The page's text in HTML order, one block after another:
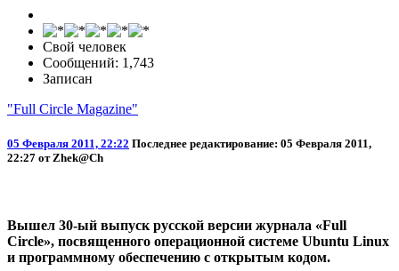
Свой человек
Сообщений: 1,743
Записан
"Full Circle Magazine"
05 Февраля 2011, 22:22 Последнее редактирование: 05 Февраля 2011,
22:27 от Zhek@Ch
Вышел 30-ый выпуск русской версии журнала «Full
Circle», посвященного операционной системе Ubuntu Linux
и программному обеспечению с открытым кодом.